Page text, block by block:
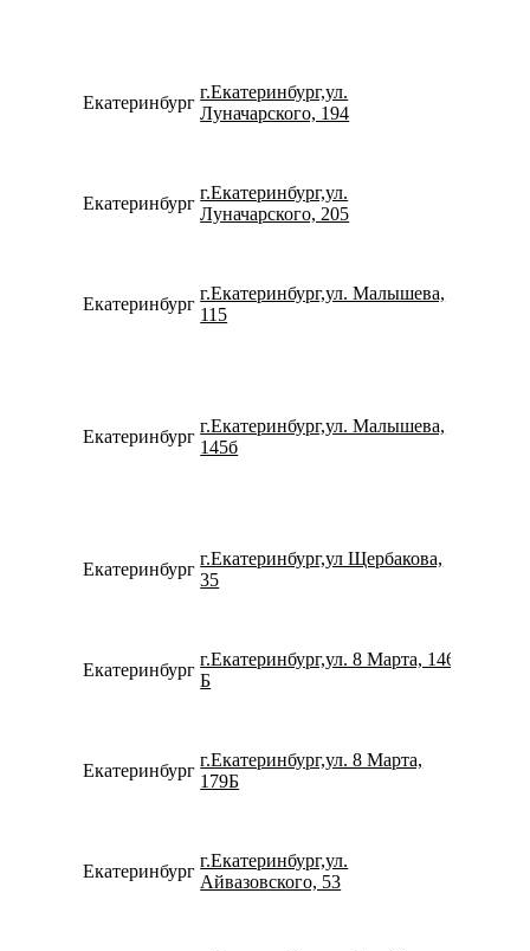
Екатеринбург
г.Екатеринбург,ул.
Луначарского, 194
Екатеринбург
г.Екатеринбург,ул.
Луначарского, 205
Екатеринбург
г.Екатеринбург,ул. Малышева,
115
Екатеринбург
г.Екатеринбург,ул. Малышева,
145б
Екатеринбург
г.Екатеринбург,ул Щербакова,
35
Екатеринбург
г.Екатеринбург,ул. 8 Марта, 146
Б
Екатеринбург
г.Екатеринбург,ул. 8 Марта,
179Б
Екатеринбург
г.Екатеринбург,ул.
Айвазовского, 53